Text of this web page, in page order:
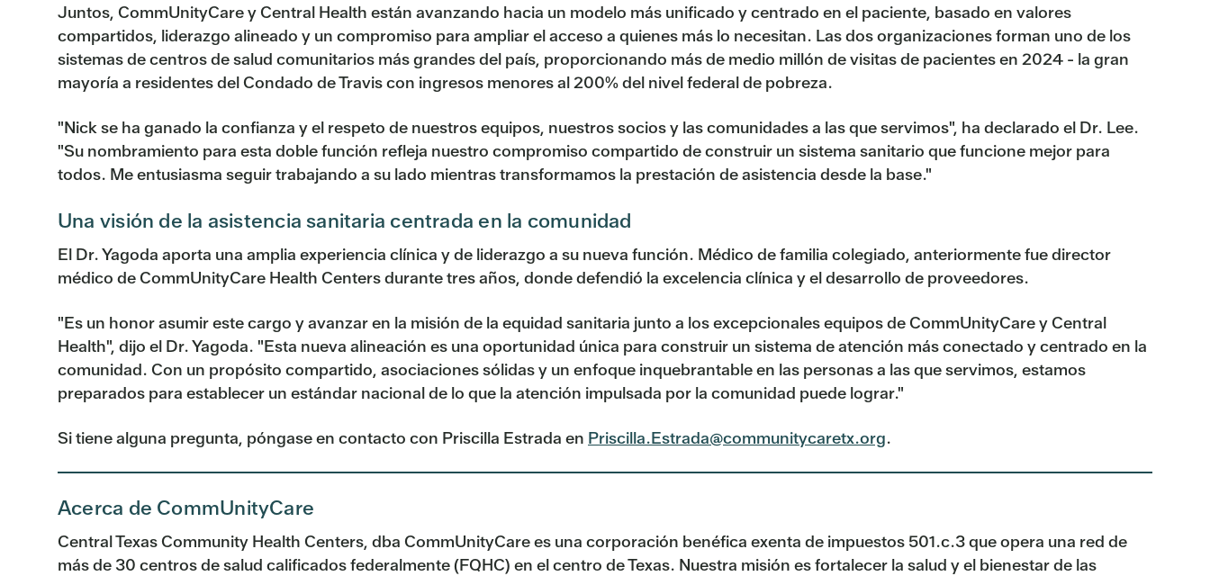
Juntos, CommUnityCare y Central Health están avanzando hacia un modelo más unificado y centrado en el paciente, basado en valores
compartidos, liderazgo alineado y un compromiso para ampliar el acceso a quienes más lo necesitan. Las dos organizaciones forman uno de los
sistemas de centros de salud comunitarios más grandes del país, proporcionando más de medio millón de visitas de pacientes en 2024 - la gran
mayoría a residentes del Condado de Travis con ingresos menores al 200% del nivel federal de pobreza.
"Nick se ha ganado la confianza y el respeto de nuestros equipos, nuestros socios y las comunidades a las que servimos", ha declarado el Dr. Lee.
"Su nombramiento para esta doble función refleja nuestro compromiso compartido de construir un sistema sanitario que funcione mejor para
todos. Me entusiasma seguir trabajando a su lado mientras transformamos la prestación de asistencia desde la base."
Una visión de la asistencia sanitaria centrada en la comunidad
El Dr. Yagoda aporta una amplia experiencia clínica y de liderazgo a su nueva función. Médico de familia colegiado, anteriormente fue director
médico de CommUnityCare Health Centers durante tres años, donde defendió la excelencia clínica y el desarrollo de proveedores.
"Es un honor asumir este cargo y avanzar en la misión de la equidad sanitaria junto a los excepcionales equipos de CommUnityCare y Central
Health", dijo el Dr. Yagoda. "Esta nueva alineación es una oportunidad única para construir un sistema de atención más conectado y centrado en la
comunidad. Con un propósito compartido, asociaciones sólidas y un enfoque inquebrantable en las personas a las que servimos, estamos
preparados para establecer un estándar nacional de lo que la atención impulsada por la comunidad puede lograr."
Si tiene alguna pregunta, póngase en contacto con Priscilla Estrada en Priscilla.Estrada@communitycaretx.org.
Acerca de CommUnityCare
Central Texas Community Health Centers, dba CommUnityCare es una corporación benéfica exenta de impuestos 501.c.3 que opera una red de
más de 30 centros de salud calificados federalmente (FQHC) en el centro de Texas. Nuestra misión es fortalecer la salud y el bienestar de las